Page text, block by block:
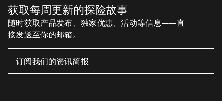
获取每周更新的探险故事
随时获取产品发布、独家优惠、活动等信息——直
接发送至你的邮箱。